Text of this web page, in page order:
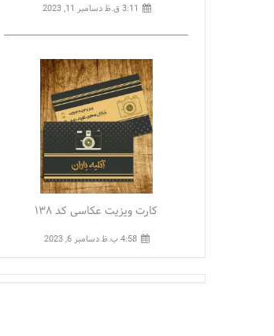
3:11 ق.ظ دسامبر 11, 2023
کارت ویزیت عکاسی کد ۱۳۸
4:58 ب.ظ دسامبر 6, 2023